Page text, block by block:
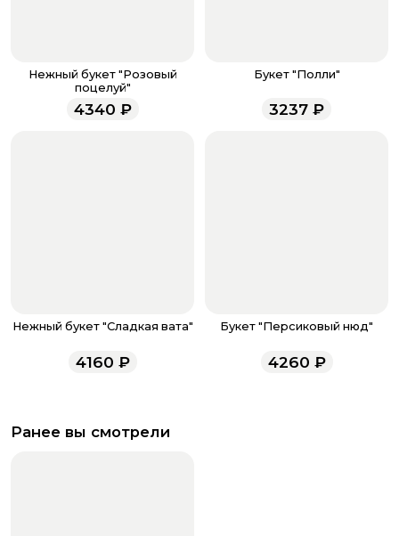
звоните по номеру телефона
8 (927) 936-71-86
напишите WhatsApp
+7 937 333-66-53
менеджеры работают ежедневно с 9.00 до 23.00 и
всегда рады проконсультировать вас.
Нежный букет "Розовый
поцелуй"
4340 ₽
Букет "Полли"
3237 ₽
Нежный букет "Сладкая вата"
4160 ₽
Букет "Персиковый нюд"
4260 ₽
Ранее вы смотрели